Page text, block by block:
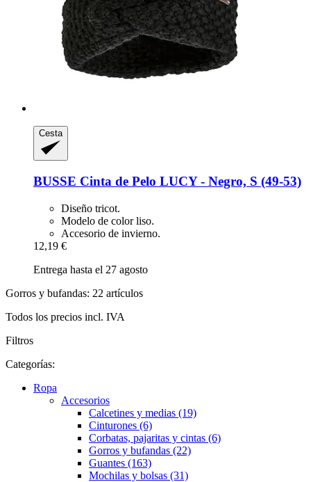
Cesta
BUSSE Cinta de Pelo LUCY -​ Negro, S (49-​53)
Diseño tricot.
Modelo de color liso.
Accesorio de invierno.
12,19 €
Entrega hasta el 27 agosto
Gorros y bufandas: 22 artículos
Todos los precios incl. IVA
Filtros
Categorías:
Ropa
Accesorios
Calcetines y medias (19)
Cinturones (6)
Corbatas, pajaritas y cintas (6)
Gorros y bufandas (22)
Guantes (163)
Mochilas y bolsas (31)